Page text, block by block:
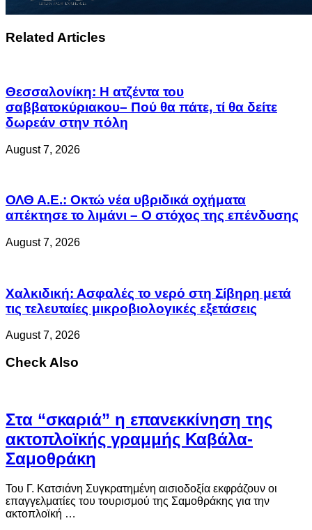
Related Articles
Θεσσαλονίκη: Η ατζέντα του
σαββατοκύριακου– Πού θα πάτε, τί θα δείτε
δωρεάν στην πόλη
August 7, 2026
ΟΛΘ Α.Ε.: Οκτώ νέα υβριδικά οχήματα
απέκτησε το λιμάνι – Ο στόχος της επένδυσης
August 7, 2026
Χαλκιδική: Ασφαλές το νερό στη Σίβηρη μετά
τις τελευταίες μικροβιολογικές εξετάσεις
August 7, 2026
Check Also
Στα “σκαριά” η επανεκκίνηση της
ακτοπλοϊκής γραμμής Καβάλα-
Σαμοθράκη
Του Γ. Κατσιάνη Συγκρατημένη αισιοδοξία εκφράζουν οι
επαγγελματίες του τουρισμού της Σαμοθράκης για την
ακτοπλοϊκή …